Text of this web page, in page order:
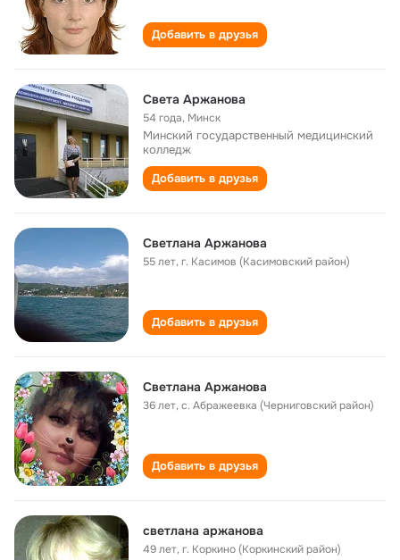
Добавить в друзья
Света Аржанова
54 года, Минск
Минский государственный медицинский
колледж
Добавить в друзья
Светлана Аржанова
55 лет,г. Касимов (Касимовский район)
Добавить в друзья
Светлана Аржанова
36 лет,с. Абражеевка (Черниговский район)
Добавить в друзья
светлана аржанова
49 лет,г. Коркино (Коркинский район)